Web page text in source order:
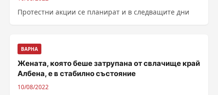
Протестни акции се планират и в следващите дни
ВАРНА
Жената, която беше затрупана от свлачище край
Албена, е в стабилно състояние
10/08/2022